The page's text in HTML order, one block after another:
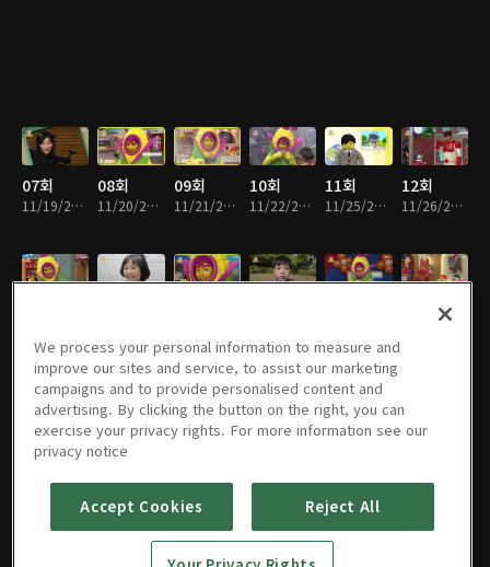
07회
11/19/2019 • 19분
08회
11/20/2019 • 19분
09회
11/21/2019 • 19분
10회
11/22/2019 • 19분
11회
11/25/2019 • 18분
12회
11/26/2019 • 17분
19회
12/05/2019 • 18분
20회 21회 22회 23회 24회
We process your personal information to measure and
improve our sites and service, to assist our marketing
campaigns and to provide personalised content and
advertising. By clicking the button on the right, you can
exercise your privacy rights. For more information see our
privacy notice
Accept Cookies Reject All